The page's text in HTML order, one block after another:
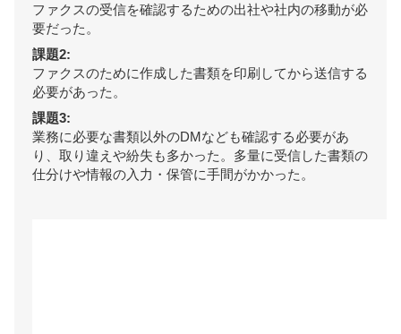
ファクスの受信を確認するための出社や社内の移動が必
要だった。
課題2:
ファクスのために作成した書類を印刷してから送信する
必要があった。
課題3:
業務に必要な書類以外のDMなども確認する必要があ
り、取り違えや紛失も多かった。多量に受信した書類の
仕分けや情報の入力・保管に手間がかかった。